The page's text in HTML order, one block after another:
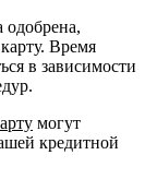
одобрена,
Время
в зависимости
могут
кредитной